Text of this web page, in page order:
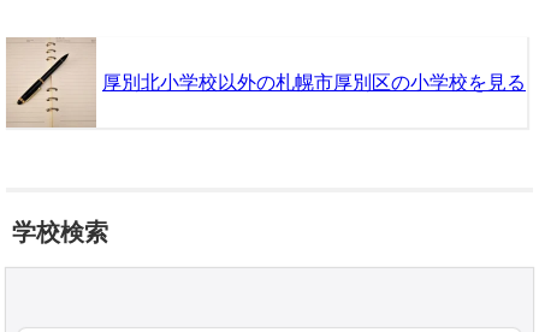
厚別北小学校以外の札幌市厚別区の小学校を見る
学校検索